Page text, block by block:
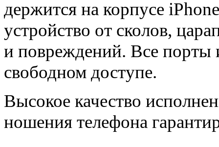
держится на корпусе
устройство от сколов,
и повреждений. Все порты
свободном доступе.
Высокое качество
ношения телефона